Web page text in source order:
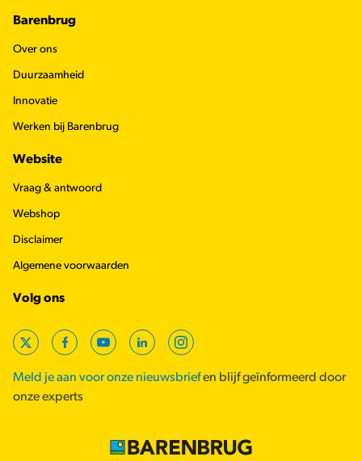
Barenbrug
Over ons
Duurzaamheid
Innovatie
Werken bij Barenbrug
Website
Vraag & antwoord
Webshop
Disclaimer
Algemene voorwaarden
Volg ons
X FacebookYouTubeLinkedInInstagram
Meld je aan voor onze nieuwsbriefen blijf geïnformeerd door
onze experts